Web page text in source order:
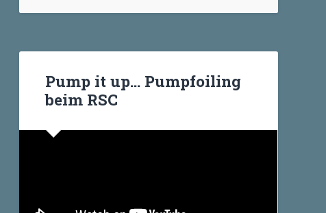
Pump it up… Pumpfoiling
beim RSC